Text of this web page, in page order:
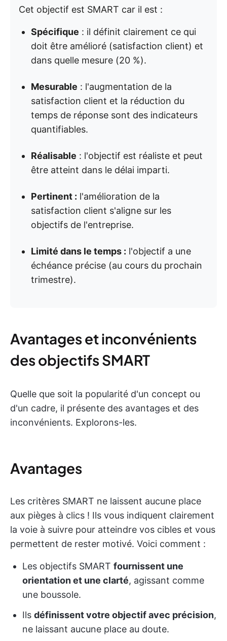
Cet objectif est SMART car il est :
Spécifique : il définit clairement ce qui
doit être amélioré (satisfaction client) et
dans quelle mesure (20 %).
Mesurable : l'augmentation de la
satisfaction client et la réduction du
temps de réponse sont des indicateurs
quantifiables.
Réalisable : l'objectif est réaliste et peut
être atteint dans le délai imparti.
Pertinent : l'amélioration de la
satisfaction client s'aligne sur les
objectifs de l'entreprise.
Limité dans le temps : l'objectif a une
échéance précise (au cours du prochain
trimestre).
Avantages et inconvénients
des objectifs SMART
Quelle que soit la popularité d'un concept ou
d'un cadre, il présente des avantages et des
inconvénients. Explorons-les.
Avantages
Les critères SMART ne laissent aucune place
aux pièges à clics ! Ils vous indiquent clairement
la voie à suivre pour atteindre vos cibles et vous
permettent de rester motivé. Voici comment :
Les objectifs SMART fournissent une
orientation et une clarté, agissant comme
une boussole.
Ils définissent votre objectif avec précision,
ne laissant aucune place au doute.